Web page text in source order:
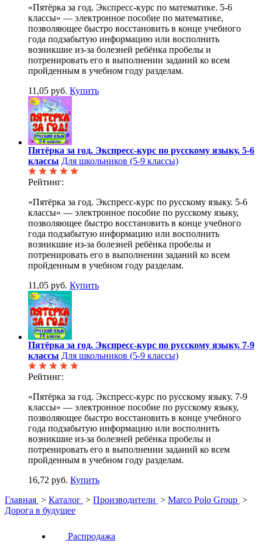
«Пятёрка за год. Экспресс-курс по математике. 5-6
классы» — электронное пособие по математике,
позволяющее быстро восстановить в конце учебного
года подзабытую информацию или восполнить
возникшие из-за болезней ребёнка пробелы и
потренировать его в выполнении заданий ко всем
пройденным в учебном году разделам.
11,05 руб. Купить
Пятёрка за год. Экспресс-курс по русскому языку. 5-6
классы Для школьников (5-9 классы)
Рейтинг:
«Пятёрка за год. Экспресс-курс по русскому языку. 5-6
классы» — электронное пособие по русскому языку,
позволяющее быстро восстановить в конце учебного
года подзабытую информацию или восполнить
возникшие из-за болезней ребёнка пробелы и
потренировать его в выполнении заданий ко всем
пройденным в учебном году разделам.
11,05 руб. Купить
Пятёрка за год. Экспресс-курс по русскому языку. 7-9
классы Для школьников (5-9 классы)
Рейтинг:
«Пятёрка за год. Экспресс-курс по русскому языку. 7-9
классы» — электронное пособие по русскому языку,
позволяющее быстро восстановить в конце учебного
года подзабытую информацию или восполнить
возникшие из-за болезней ребёнка пробелы и
потренировать его в выполнении заданий ко всем
пройденным в учебном году разделам.
16,72 руб. Купить
Главная > Каталог > Производители > Marco Polo Group >
Дорога в будущее
Распродажа